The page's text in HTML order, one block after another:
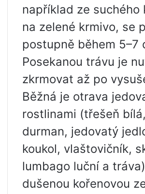
například ze suchého
na zelené krmivo, se
postupně během 5–7
Posekanou trávu je
zkrmovat až po
Běžná je otrava
rostlinami (třešeň bílá,
durman, jedovatý
koukol, vlaštovičník,
lumbago luční a
dušenou kořenovou